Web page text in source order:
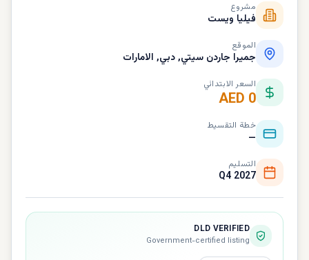
مشروع
فيليا ويست
الموقع
جميرا جاردن سيتي, دبي, الامارات
السعر الابتدائي
AED 0
خطة التقسيط
—
التسليم
Q4 2027
DLD VERIFIED
Government-certified listing